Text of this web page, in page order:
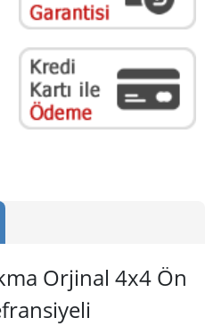
Orjinal 4x4 Ön